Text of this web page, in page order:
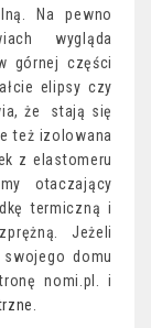
Na pewno
wygląda
górnej części
elipsy czy
że stają się
też izolowana
z elastomeru
otaczający
termiczną i
Jeżeli
domu
nomi.pl. i